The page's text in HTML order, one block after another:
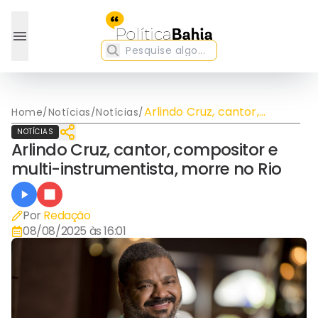
Home/Notícias/Notícias/Arlindo Cruz, cantor,
compositor e multi-
instrumentista, morre no
Rio
NOTÍCIAS
Arlindo Cruz, cantor, compositor e
multi-instrumentista, morre no Rio
Por Redação
08/08/2025 às 16:01